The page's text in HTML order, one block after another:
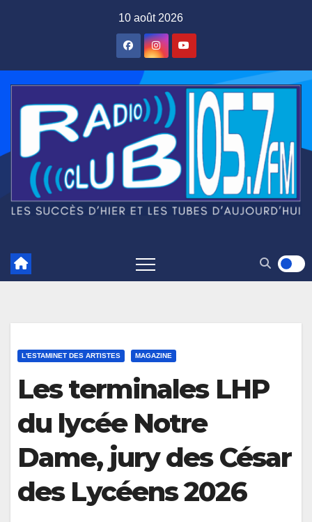
10 août 2026
L'ESTAMINET DES ARTISTES MAGAZINE
Les terminales LHP
du lycée Notre
Dame, jury des César
des Lycéens 2026